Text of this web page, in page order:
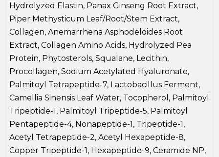
Hydrolyzed Elastin, Panax Ginseng Root Extract,
Piper Methysticum Leaf/Root/Stem Extract,
Collagen, Anemarrhena Asphodeloides Root
Extract, Collagen Amino Acids, Hydrolyzed Pea
Protein, Phytosterols, Squalane, Lecithin,
Procollagen, Sodium Acetylated Hyaluronate,
Palmitoyl Tetrapeptide-7, Lactobacillus Ferment,
Camellia Sinensis Leaf Water, Tocopherol, Palmitoyl
Tripeptide-1, Palmitoyl Tripeptide-5, Palmitoyl
Pentapeptide-4, Nonapeptide-1, Tripeptide-1,
Acetyl Tetrapeptide-2, Acetyl Hexapeptide-8,
Copper Tripeptide-1, Hexapeptide-9, Ceramide NP,